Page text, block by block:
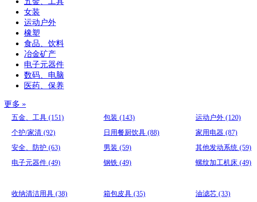
女装
运动户外
橡塑
食品、饮料
冶金矿产
电子元器件
数码、电脑
医药、保养
更多 »
五金、工具 (151) 包装 (143) 运动户外 (120)
个护/家清 (92) 日用餐厨饮具 (88) 家用电器 (87)
安全、防护 (63) 男装 (59) 其他发动系统 (59)
电子元器件 (49) 钢铁 (49) 螺纹加工机床 (49)
收纳清洁用具 (38) 箱包皮具 (35) 油滤芯 (33)